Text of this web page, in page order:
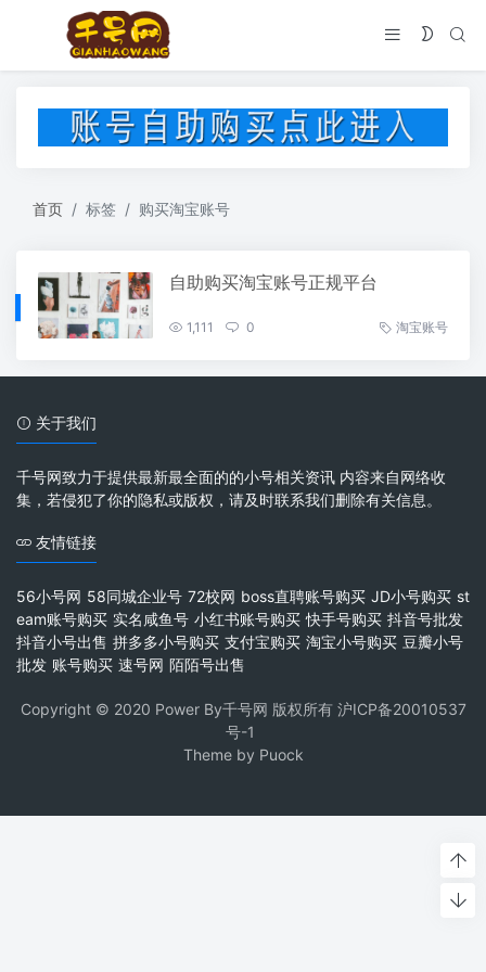
首页 标签 购买淘宝账号
自助购买淘宝账号正规平台
1,111 0 淘宝账号
关于我们
千号网致力于提供最新最全面的的小号相关资讯 内容来自网络收
集，若侵犯了你的隐私或版权，请及时联系我们删除有关信息。
友情链接
56小号网 58同城企业号 72校网 boss直聘账号购买 JD小号购买 st
eam账号购买 实名咸鱼号 小红书账号购买 快手号购买 抖音号批发
抖音小号出售 拼多多小号购买 支付宝购买 淘宝小号购买 豆瓣小号
批发 账号购买 速号网 陌陌号出售
Copyright © 2020 Power By千号网 版权所有 沪ICP备20010537
号-1
Theme by Puock